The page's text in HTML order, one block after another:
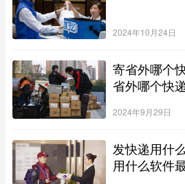
2024年10月24日
寄省外哪个
省外哪个快
2024年9月29日
发快递用什
用什么软件